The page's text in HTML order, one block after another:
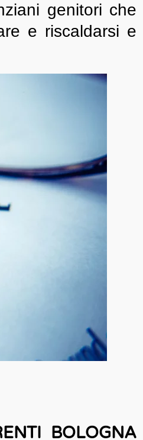
genitori che
e riscaldarsi e
BOLOGNA